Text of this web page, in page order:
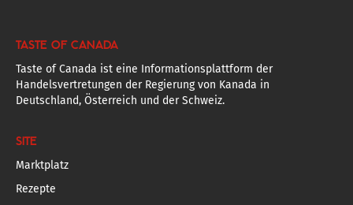
TASTE OF CANADA
Taste of Canada ist eine Informationsplattform der
Handelsvertretungen der Regierung von Kanada in
Deutschland, Österreich und der Schweiz.
SITE
Marktplatz
Rezepte